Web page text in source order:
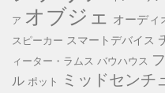
ア オブジェ オーディ
スピーカー スマートデバイス
ィーター・ラムス バウハウス
ル ポット ミッドセンチ